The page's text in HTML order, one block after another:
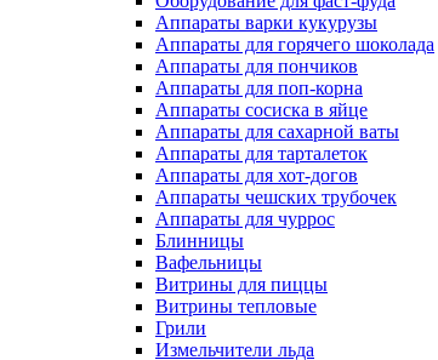
Аппараты варки кукурузы
Аппараты для горячего шоколада
Аппараты для пончиков
Аппараты для поп-корна
Аппараты сосиска в яйце
Аппараты для сахарной ваты
Аппараты для тарталеток
Аппараты для хот-догов
Аппараты чешских трубочек
Аппараты для чуррос
Блинницы
Вафельницы
Витрины для пиццы
Витрины тепловые
Грили
Измельчители льда